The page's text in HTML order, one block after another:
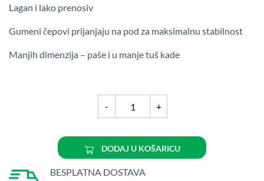
Lagan i lako prenosiv
Gumeni čepovi prijanjaju na pod za maksimalnu stabilnost
Manjih dimenzija – paše i u manje tuš kade
-
stolac
tuširanje
RS817
količina
+
DODAJ U KOŠARICU
BESPLATNA DOSTAVA